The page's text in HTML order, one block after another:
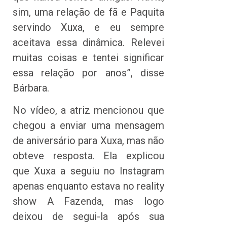
sim, uma relação de fã e Paquita
servindo Xuxa, e eu sempre
aceitava essa dinâmica. Relevei
muitas coisas e tentei significar
essa relação por anos”, disse
Bárbara.
No vídeo, a atriz mencionou que
chegou a enviar uma mensagem
de aniversário para Xuxa, mas não
obteve resposta. Ela explicou
que Xuxa a seguiu no Instagram
apenas enquanto estava no reality
show A Fazenda, mas logo
deixou de segui-la após sua